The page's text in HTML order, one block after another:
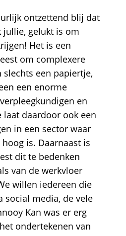
ontzettend blij dat
jullie, gelukt is om
Het is een
om complexere
slechts een papiertje,
een enorme
en
laat daardoor ook een
in een sector waar
is. Daarnaast is
dit te bedenken
van de werkvloer
willen iedereen die
social media, de vele
Kan was er erg
ondertekenen van